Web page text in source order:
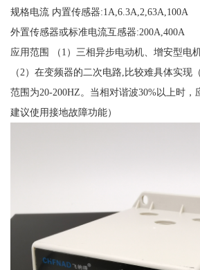
规格电流 内置传感器:1A,6.3A,2,63A,100A
外置传感器或标准电流互感器:200A,400A
应用范围 （1）三相异步电动机、增安型电
（2）在变频器的二次电路,比较难具体实现
范围为20-200HZ。当相对谐波30%以上时，
建议使用接地故障功能）